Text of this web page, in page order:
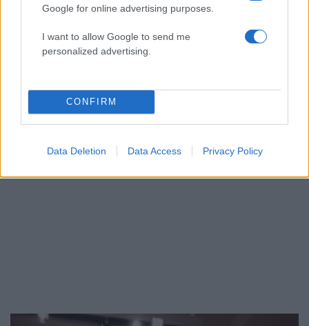
Google for online advertising purposes.
I want to allow Google to send me
personalized advertising.
CONFIRM
Data Deletion Data Access Privacy Policy
“Λύτρωση” για το
αυτογκόλ! video
17:5915.06.19
άγρια ζώα για να τα
σώσουν από την